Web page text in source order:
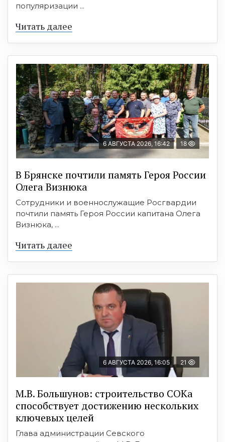
популяризации ...
Читать далее
6 АВГУСТА 2026, 16:42 18
В Брянске почтили память Героя России
Олега Визнюка
Сотрудники и военнослужащие Росгвардии
почтили память Героя России капитана Олега
Визнюка, ...
Читать далее
6 АВГУСТА 2026, 16:05 21
М.В. Большунов: строительство СОКа
способствует достижению нескольких
ключевых целей
Глава администрации Севского